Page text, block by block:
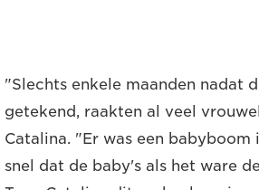
"Slechts enkele maanden nadat
getekend, raakten al veel
Catalina. "Er was een
snel dat de baby's als het ware